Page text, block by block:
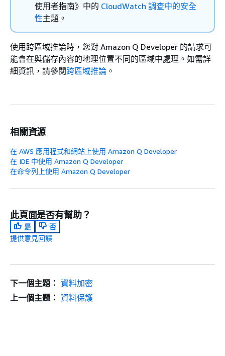
使用者指南》 中的 CloudWatch 調查中的安全
性主題。
使用跨區域推論時，您對 Amazon Q Developer 的請求可
能會在與儲存內容的地理位置不同的區域中處理。如需詳
細資訊，請參閱跨區域推論 。
相關資源
在 AWS 應用程式和網站上使用 Amazon Q Developer
在 IDE 中使用 Amazon Q Developer
在命令列上使用 Amazon Q Developer
此頁面是否有幫助？
是
否
提供意見回饋
下一個主題： 資料加密
上一個主題： 資料保護